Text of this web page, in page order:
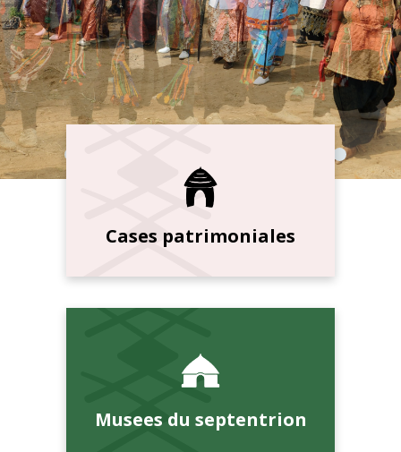
Cases patrimoniales
Musees du septentrion